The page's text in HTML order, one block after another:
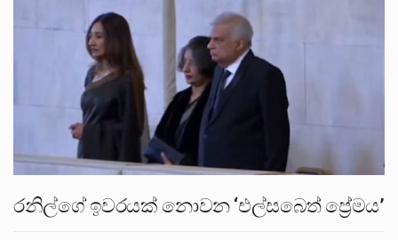
රනිල්ගේ ඉවරයක් නොවන ‘එල්සබෙත් ප්‍රේමය’